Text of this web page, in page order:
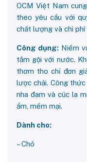
OCM Việt Nam
theo yêu cầu với
chất lượng và chi phí
Công dụng: Niềm
tắm gội với nước.
thơm tho chỉ đơn
lược chải. Công
nha đam và cúc la
ẩm, mềm mại.
Dành cho:
– Chó